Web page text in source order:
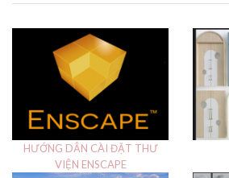
HƯỚNG DẪN CÀI ĐẶT THƯ
VIỆN ENSCAPE